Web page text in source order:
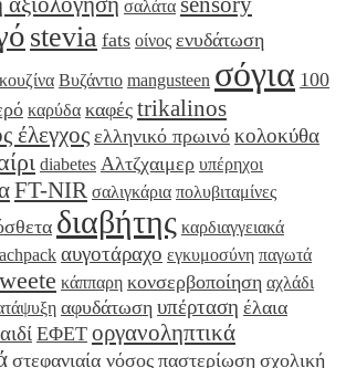
σαλάτα
stevia fats οίνος ενυδάτωση
Βυζάντιο mangusteen σόγια 100
καρύδα καφές trikalinos
έλεγχος ελληνικό πρωινό κολοκύθα
diabetes Αλτζχαιμερ υπέρηχοι
FT-NIR σαλιγκάρια πολυβιταμίνες
διαβήτης καρδιαγγειακά
αυγοτάραχο εγκυμοσύνη παγωτά
κάππαρη κονσερβοποίηση αχλάδι
αφυδάτωση υπέρταση έλαια
ΕΦΕΤ οργανοληπτικά
στεφανιαία νόσος παστερίωση σχολική